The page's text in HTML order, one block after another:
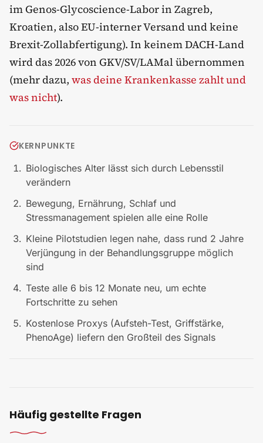
im Genos-Glycoscience-Labor in Zagreb,
Kroatien, also EU-interner Versand und keine
Brexit-Zollabfertigung). In keinem DACH-Land
wird das 2026 von GKV/SV/LAMal übernommen
(mehr dazu, was deine Krankenkasse zahlt und
was nicht).
KERNPUNKTE
Biologisches Alter lässt sich durch Lebensstil
verändern
Bewegung, Ernährung, Schlaf und
Stressmanagement spielen alle eine Rolle
Kleine Pilotstudien legen nahe, dass rund 2 Jahre
Verjüngung in der Behandlungsgruppe möglich
sind
Teste alle 6 bis 12 Monate neu, um echte
Fortschritte zu sehen
Kostenlose Proxys (Aufsteh-Test, Griffstärke,
PhenoAge) liefern den Großteil des Signals
Häufig gestellte Fragen